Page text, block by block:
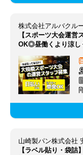
株式会社アルバク
【スポーツ大会運営
OK◎昼働くより涼し
山崎製パン株式会社
【ラベル貼り・袋詰